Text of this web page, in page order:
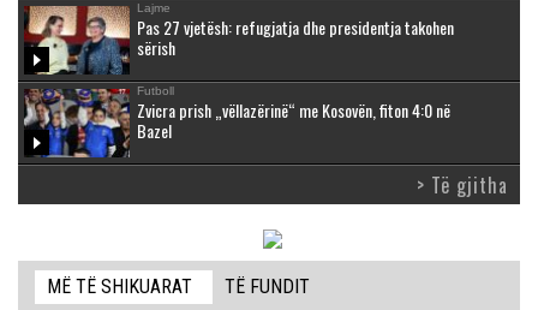
Lajme
Pas 27 vjetësh: refugjatja dhe presidentja takohen
sërish
Futboll
Zvicra prish „vëllazërinë“ me Kosovën, fiton 4:0 në
Bazel
> Të gjitha
MË TË SHIKUARAT TË FUNDIT